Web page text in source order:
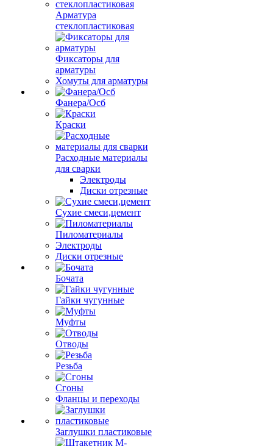
Арматура
стеклопластиковая
Фиксаторы для
арматуры
Хомуты для арматуры
Фанера/Осб
Краски
Расходные материалы
для сварки
Электроды
Диски отрезные
Сухие смеси,цемент
Пиломатериалы
Электроды
Диски отрезные
Бочата
Гайки чугунные
Муфты
Отводы
Резьба
Сгоны
Фланцы и переходы
Заглушки пластиковые